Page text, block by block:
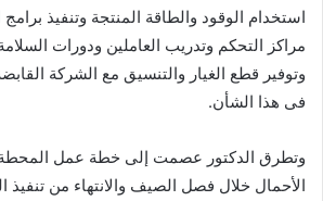
استخدام الوقود والطاقة المنتجة وتنفيذ
مراكز التحكم وتدريب العاملين ودورات
وتوفير قطع الغيار والتنسيق مع الشركة
فى هذا الشأن.
وتطرق الدكتور عصمت إلى خطة عمل المحطة
الأحمال خلال فصل الصيف والانتهاء من تنفيذ